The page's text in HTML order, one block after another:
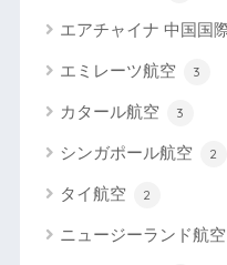
エアチャイナ 中国国
エミレーツ航空 3
カタール航空 3
シンガポール航空 2
タイ航空 2
ニュージーランド航空